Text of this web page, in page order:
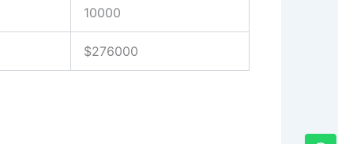
10000
$276000